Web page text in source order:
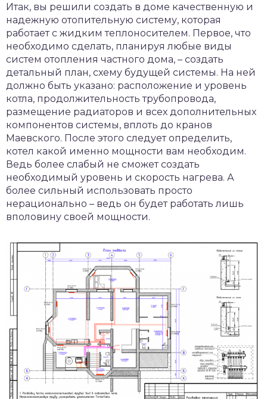
Итак, вы решили создать в доме качественную и
надежную отопительную систему, которая
работает с жидким теплоносителем. Первое, что
необходимо сделать, планируя любые виды
систем отопления частного дома, – создать
детальный план, схему будущей системы. На ней
должно быть указано: расположение и уровень
котла, продолжительность трубопровода,
размещение радиаторов и всех дополнительных
компонентов системы, вплоть до кранов
Маевского. После этого следует определить,
котел какой именно мощности вам необходим.
Ведь более слабый не сможет создать
необходимый уровень и скорость нагрева. А
более сильный использовать просто
нерационально – ведь он будет работать лишь
вполовину своей мощности.